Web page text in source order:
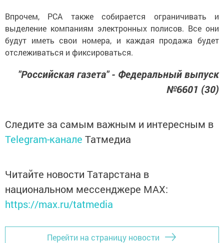
Впрочем, РСА также собирается ограничивать и
выделение компаниям электронных полисов. Все они
будут иметь свои номера, и каждая продажа будет
отслеживаться и фиксироваться.
"Российская газета" - Федеральный выпуск
№6601 (30)
Следите за самым важным и интересным в
Telegram-канале Татмедиа
Читайте новости Татарстана в
национальном мессенджере MАХ:
https://max.ru/tatmedia
Перейти на страницу новости